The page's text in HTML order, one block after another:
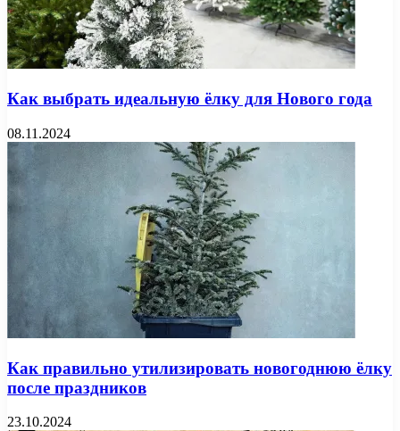
Как выбрать идеальную ёлку для Нового года
08.11.2024
Как правильно утилизировать новогоднюю ёлку
после праздников
23.10.2024